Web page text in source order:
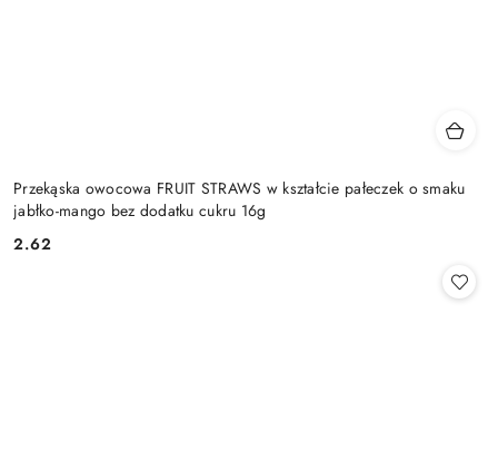
Przekąska owocowa FRUIT STRAWS w kształcie pałeczek o smaku
jabłko-mango bez dodatku cukru 16g
Cena:
2.62